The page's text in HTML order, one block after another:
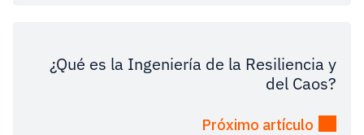
¿Qué es la Ingeniería de la Resiliencia y
del Caos?
Próximo artículo